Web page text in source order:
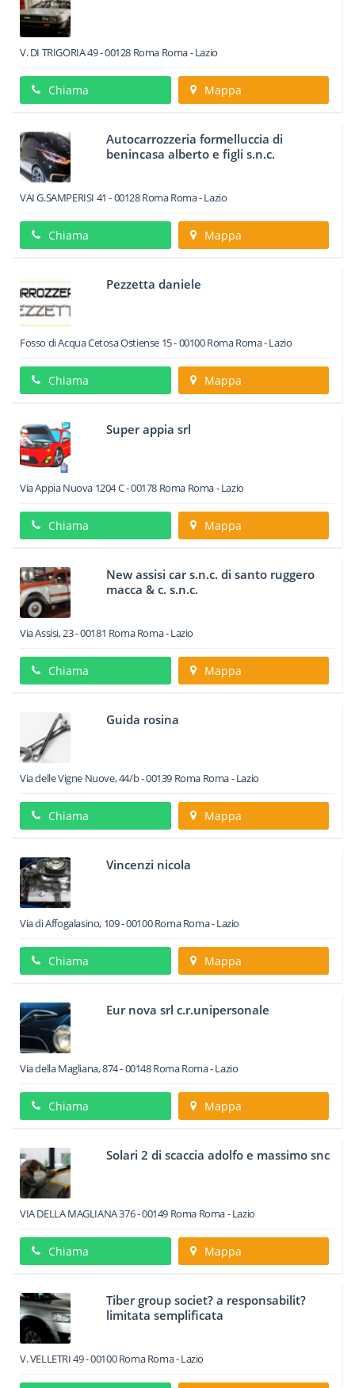
V. DI TRIGORIA 49-00128 Roma Roma -Lazio
Chiama Mappa
Autocarrozzeria formelluccia di
benincasa alberto e figli s.n.c.
VAI G.SAMPERISI 41 -00128RomaRoma -Lazio
Chiama Mappa
Pezzetta daniele
Fosso di Acqua Cetosa Ostiense 15-00100RomaRoma -Lazio
Chiama Mappa
Super appia srl
Via Appia Nuova 1204 C-00178 Roma Roma -Lazio
Chiama Mappa
New assisi car s.n.c. di santo ruggero
macca & c. s.n.c.
Via Assisi, 23-00181 RomaRoma -Lazio
Chiama Mappa
Guida rosina
Via delle Vigne Nuove, 44/b-00139 Roma Roma -Lazio
Chiama Mappa
Vincenzi nicola
Via di Affogalasino, 109-00100 RomaRoma -Lazio
Chiama Mappa
Eur nova srl c.r.unipersonale
Via della Magliana, 874-00148RomaRoma -Lazio
Chiama Mappa
Solari 2 di scaccia adolfo e massimo snc
VIA DELLA MAGLIANA 376-00149 Roma Roma -Lazio
Chiama Mappa
Tiber group societ? a responsabilit?
limitata semplificata
V. VELLETRI 49-00100 RomaRoma -Lazio